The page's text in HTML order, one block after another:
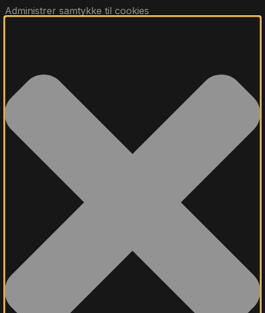
Administrer samtykke til cookies